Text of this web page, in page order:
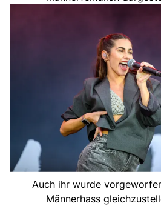
Auch ihr wurde
Männerhass